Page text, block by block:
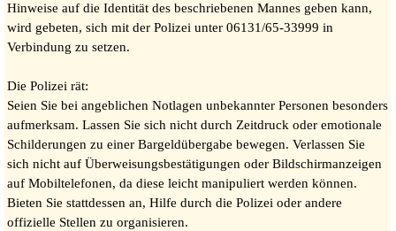
Hinweise auf die Identität des beschriebenen Mannes geben kann,
wird gebeten, sich mit der Polizei unter 06131/65-33999 in
Verbindung zu setzen.
Die Polizei rät:
Seien Sie bei angeblichen Notlagen unbekannter Personen besonders
aufmerksam. Lassen Sie sich nicht durch Zeitdruck oder emotionale
Schilderungen zu einer Bargeldübergabe bewegen. Verlassen Sie
sich nicht auf Überweisungsbestätigungen oder Bildschirmanzeigen
auf Mobiltelefonen, da diese leicht manipuliert werden können.
Bieten Sie stattdessen an, Hilfe durch die Polizei oder andere
offizielle Stellen zu organisieren.